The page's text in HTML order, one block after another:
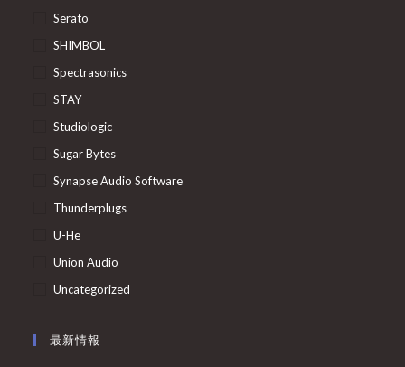
Serato
SHIMBOL
Spectrasonics
STAY
Studiologic
Sugar Bytes
Synapse Audio Software
Thunderplugs
U-He
Union Audio
Uncategorized
最新情報